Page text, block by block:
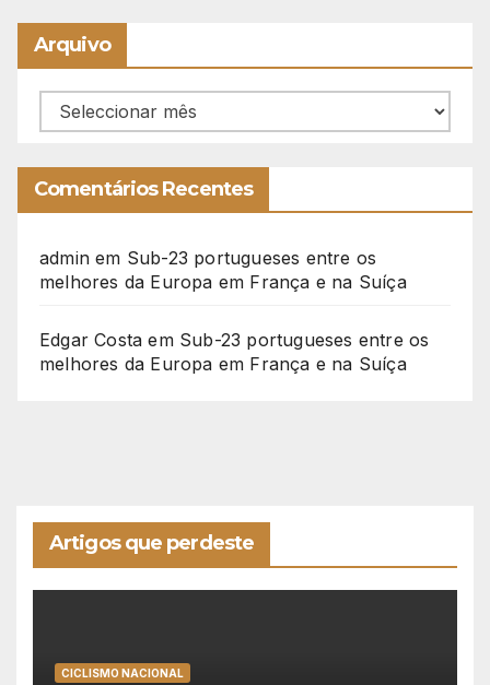
Arquivo
Arquivo
Comentários Recentes
admin em Sub-23 portugueses entre os
melhores da Europa em França e na Suíça
Edgar Costa em Sub-23 portugueses entre os
melhores da Europa em França e na Suíça
Artigos que perdeste
CICLISMO NACIONAL